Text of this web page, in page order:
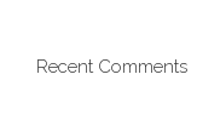
Recent Comments